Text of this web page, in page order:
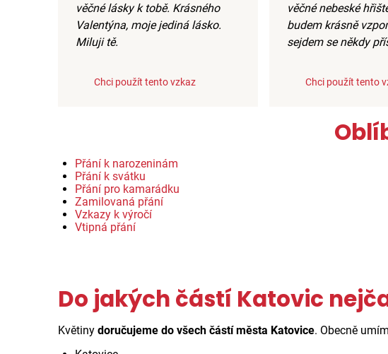
věčné lásky k tobě. Krásného
Valentýna, moje jediná lásko.
Miluji tě.
Chci použít tento vzkaz
věčné nebeské
budem krásně
sejdem se někdy
Chci použít tento
Přání k narozeninám
Přání k svátku
Přání pro kamarádku
Zamilovaná přání
Vzkazy k výročí
Vtipná přání
Do jakých částí Katovic
Květiny doručujeme do všech částí města Katovice. Obecně